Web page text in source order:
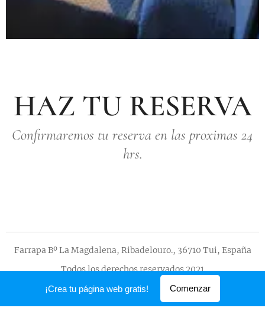
HAZ TU RESERVA
Confirmaremos tu reserva en las proximas 24
hrs.
Farrapa Bº La Magdalena, Ribadelouro., 36710 Tui, España
Todos los derechos reservados 2021
Creado conWebnode
¡Crea tu página web gratis! Comenzar